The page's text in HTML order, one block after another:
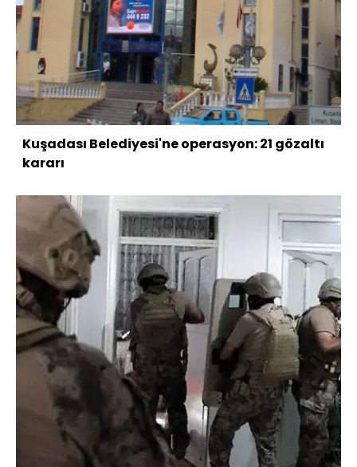
Kuşadası Belediyesi'ne operasyon: 21 gözaltı
kararı